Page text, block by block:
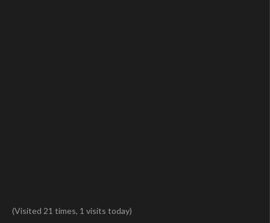
(Visited 21 times, 1 visits today)